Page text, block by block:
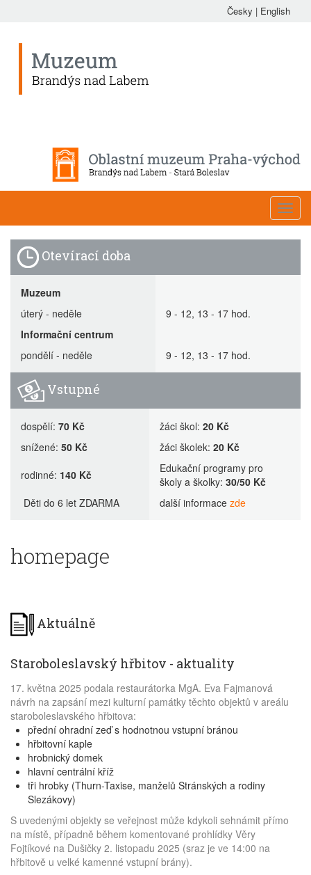
Česky | English
Otevírací doba
Muzeum
úterý - neděle
9 - 12, 13 - 17 hod.
Informační centrum
pondělí - neděle
9 - 12, 13 - 17 hod.
Vstupné
dospělí: 70 Kč žáci škol: 20 Kč
snížené: 50 Kč žáci školek: 20 Kč
rodinné: 140 Kč
Edukační programy pro
školy a školky: 30/50 Kč
Děti do 6 let ZDARMA
další informace zde
homepage
Aktuálně
Staroboleslavský hřbitov - aktuality
17. května 2025 podala restaurátorka MgA. Eva Fajmanová
návrh na zapsání mezi kulturní památky těchto objektů v areálu
staroboleslavského hřbitova:
přední ohradní zeď s hodnotnou vstupní bránou
hřbitovní kaple
hrobnický domek
hlavní centrální kříž
tři hrobky (Thurn-Taxise, manželů Stránských a rodiny
Slezákovy)
S uvedenými objekty se veřejnost může kdykoli sehnámit přímo
na místě, případně během komentované prohlídky Věry
Fojtíkové na Dušičky 2. listopadu 2025 (sraz je ve 14:00 na
hřbitově u velké kamenné vstupní brány).